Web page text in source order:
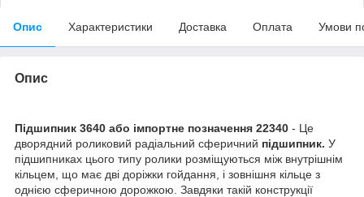
Опис Характеристики Доставка Оплата Умови
Опис
Підшипник 3640 або імпортне позначення 22340 - Це
дворядний роликовий радіальний сферичний підшипник. У
підшипниках цього типу ролики розміщуються між внутрішнім
кільцем, що має дві доріжки гойдання, і зовнішня кільце з
однією сферичною дорожкою. Завдяки такій конструкції